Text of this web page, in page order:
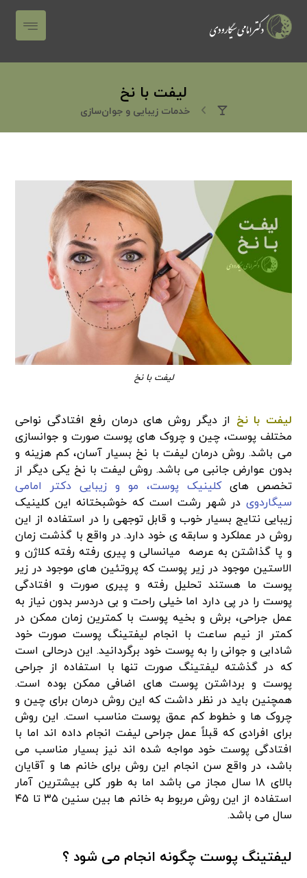
لیفت با نخ
خدمات زیبایی و جوان‌سازی
لیفت با نخ
لیفت با نخ از دیگر روش های درمان رفع افتادگی نواحی
مختلف پوست، چین و چروک های پوست صورت و جوانسازی
‌می باشد. روش درمان لیفت با نخ بسیار آسان، کم هزینه و
بدون عوارض جانبی می باشد. روش لیفت با نخ یکی دیگر از
تخصص هایکلینیک پوست، مو و زیبایی دکتر امامی
سیگاردوی در شهر رشت است که خوشبختانه این کلینیک
زیبایی نتایج بسیار خوب و قابل توجهی را در استفاده از این
روش در عملکرد و سابقه ی خود دارد. در واقع با گذشت زمان
و پا گذاشتن به عرصه میانسالی و پیری رفته رفته کلاژن و
الاستین موجود در زیر پوست که پروتئین های موجود در زیر
پوست ما هستند تحلیل رفته و پیری صورت و افتادگی
پوست را در پی دارد اما خیلی راحت و بی دردسر بدون نیاز به
عمل جراحی، برش و بخیه پوست با کمترین زمان ‌ممکن در
کمتر از نیم ساعت با انجام لیفتینگ پوست صورت خود
شادابی و جوانی را به پوست خود برگردانید. این درحالی است
که در گذشته لیفتینگ صورت تنها با استفاده از جراحی
پوست و برداشتن پوست های اضافی ممکن بوده است.
همچنین باید در نظر داشت که این روش درمان برای چین و
چروک ها و خطوط کم عمق پوست مناسب است. این روش
برای افرادی که قبلاً عمل جراحی لیفت انجام داده اند اما با
افتادگی پوست خود مواجه شده اند نیز بسیار مناسب می
باشد، در واقع سن انجام این روش برای خانم ها و آقایان
بالای ۱۸ سال مجاز می باشد اما به طور کلی بیشترین آمار
استفاده از این روش مربوط به خانم ها بین سنین ۳۵ تا ۴۵
سال می باشد.
لیفتینگ پوست چگونه انجام می شود ؟